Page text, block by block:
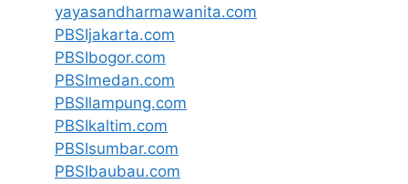
yayasandharmawanita.com
PBSIjakarta.com
PBSIbogor.com
PBSImedan.com
PBSIlampung.com
PBSIkaltim.com
PBSIsumbar.com
PBSIbaubau.com